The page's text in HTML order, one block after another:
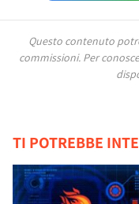
Questo contenuto
commissioni. Per
TI POTREBBE